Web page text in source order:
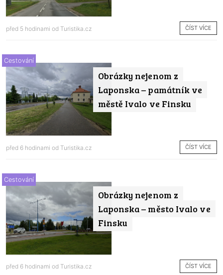
před 5 hodinami od Turistika.cz ČÍST VÍCE
Obrázky nejenom z
Laponska – památník ve
městě Ivalo ve Finsku
Cestování
před 6 hodinami od Turistika.cz ČÍST VÍCE
Obrázky nejenom z
Laponska – město Ivalo ve
Finsku
Cestování
před 6 hodinami od Turistika.cz ČÍST VÍCE